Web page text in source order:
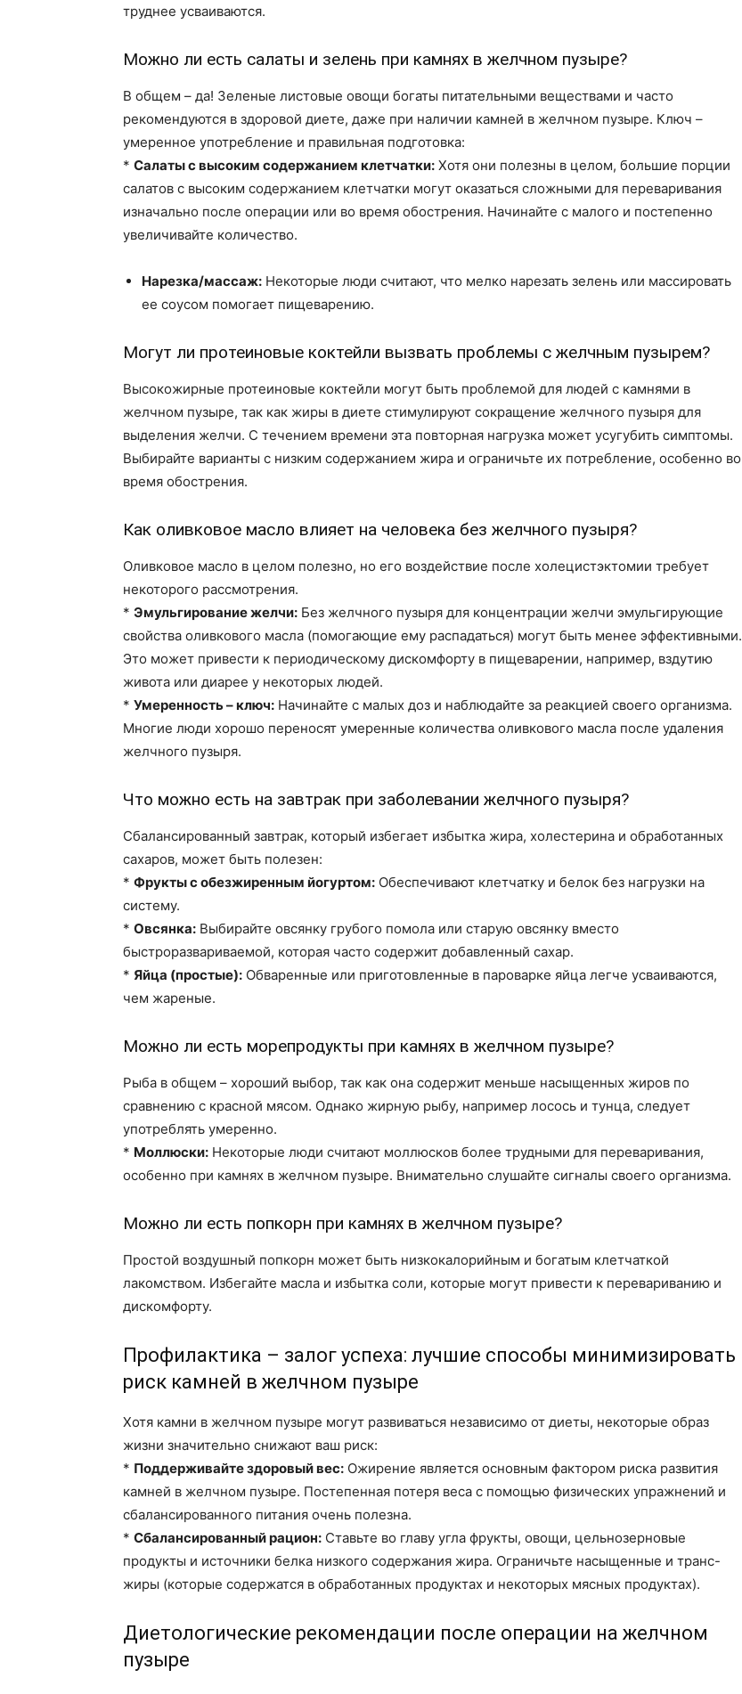
труднее усваиваются.
Можно ли есть салаты и зелень при камнях в желчном пузыре?
В общем – да! Зеленые листовые овощи богаты питательными веществами и часто
рекомендуются в здоровой диете, даже при наличии камней в желчном пузыре. Ключ –
умеренное употребление и правильная подготовка:
* Салаты с высоким содержанием клетчатки: Хотя они полезны в целом, большие порции
салатов с высоким содержанием клетчатки могут оказаться сложными для переваривания
изначально после операции или во время обострения. Начинайте с малого и постепенно
увеличивайте количество.
Нарезка/массаж: Некоторые люди считают, что мелко нарезать зелень или массировать
ее соусом помогает пищеварению.
Могут ли протеиновые коктейли вызвать проблемы с желчным пузырем?
Высокожирные протеиновые коктейли могут быть проблемой для людей с камнями в
желчном пузыре, так как жиры в диете стимулируют сокращение желчного пузыря для
выделения желчи. С течением времени эта повторная нагрузка может усугубить симптомы.
Выбирайте варианты с низким содержанием жира и ограничьте их потребление, особенно во
время обострения.
Как оливковое масло влияет на человека без желчного пузыря?
Оливковое масло в целом полезно, но его воздействие после холецистэктомии требует
некоторого рассмотрения.
* Эмульгирование желчи: Без желчного пузыря для концентрации желчи эмульгирующие
свойства оливкового масла (помогающие ему распадаться) могут быть менее эффективными.
Это может привести к периодическому дискомфорту в пищеварении, например, вздутию
живота или диарее у некоторых людей.
* Умеренность – ключ: Начинайте с малых доз и наблюдайте за реакцией своего организма.
Многие люди хорошо переносят умеренные количества оливкового масла после удаления
желчного пузыря.
Что можно есть на завтрак при заболевании желчного пузыря?
Сбалансированный завтрак, который избегает избытка жира, холестерина и обработанных
сахаров, может быть полезен:
* Фрукты с обезжиренным йогуртом: Обеспечивают клетчатку и белок без нагрузки на
систему.
* Овсянка: Выбирайте овсянку грубого помола или старую овсянку вместо
быстроразвариваемой, которая часто содержит добавленный сахар.
* Яйца (простые): Обваренные или приготовленные в пароварке яйца легче усваиваются,
чем жареные.
Можно ли есть морепродукты при камнях в желчном пузыре?
Рыба в общем – хороший выбор, так как она содержит меньше насыщенных жиров по
сравнению с красной мясом. Однако жирную рыбу, например лосось и тунца, следует
употреблять умеренно.
* Моллюски: Некоторые люди считают моллюсков более трудными для переваривания,
особенно при камнях в желчном пузыре. Внимательно слушайте сигналы своего организма.
Можно ли есть попкорн при камнях в желчном пузыре?
Простой воздушный попкорн может быть низкокалорийным и богатым клетчаткой
лакомством. Избегайте масла и избытка соли, которые могут привести к перевариванию и
дискомфорту.
Профилактика – залог успеха: лучшие способы минимизировать
риск камней в желчном пузыре
Хотя камни в желчном пузыре могут развиваться независимо от диеты, некоторые образ
жизни значительно снижают ваш риск:
* Поддерживайте здоровый вес: Ожирение является основным фактором риска развития
камней в желчном пузыре. Постепенная потеря веса с помощью физических упражнений и
сбалансированного питания очень полезна.
* Сбалансированный рацион: Ставьте во главу угла фрукты, овощи, цельнозерновые
продукты и источники белка низкого содержания жира. Ограничьте насыщенные и транс-
жиры (которые содержатся в обработанных продуктах и некоторых мясных продуктах).
Диетологические рекомендации после операции на желчном
пузыре